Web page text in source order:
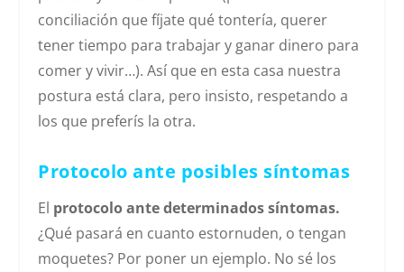
conciliación que fíjate qué tontería, querer
tener tiempo para trabajar y ganar dinero para
comer y vivir…). Así que en esta casa nuestra
postura está clara, pero insisto, respetando a
los que preferís la otra.
Protocolo ante posibles síntomas
El protocolo ante determinados síntomas.
¿Qué pasará en cuanto estornuden, o tengan
moquetes? Por poner un ejemplo. No sé los